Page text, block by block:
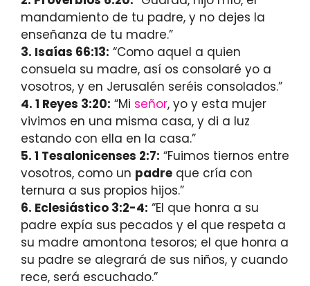
mandamiento de tu padre, y no dejes la
enseñanza de tu madre.”
3. Isaías 66:13: “Como aquel a quien
consuela su madre, así os consolaré yo a
vosotros, y en Jerusalén seréis consolados.”
4. 1 Reyes 3:20: “Mi señor, yo y esta mujer
vivimos en una misma casa, y di a luz
estando con ella en la casa.”
5. 1 Tesalonicenses 2:7: “Fuimos tiernos entre
vosotros, como un padre que cría con
ternura a sus propios hijos.”
6. Eclesiástico 3:2-4: “El que honra a su
padre expía sus pecados y el que respeta a
su madre amontona tesoros; el que honra a
su padre se alegrará de sus niños, y cuando
rece, será escuchado.”